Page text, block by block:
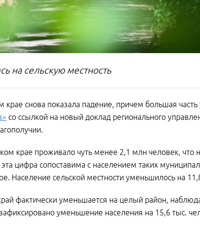
на сельскую местность
крае снова показала падение, причем большая
со ссылкой на новый доклад регионального
крае проживало чуть менее 2,1 млн человек,
цифра сопоставима с населением таких
Население сельской местности уменьшилось на
фактически уменьшается на целый район,
уменьшение населения на 15,6 тыс.